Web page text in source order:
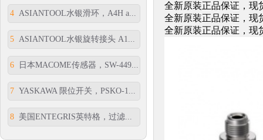
4 ASIANTOOL水银滑环，A4H a...
5 ASIANTOOL水银旋转接头 A1...
6 日本MACOME传感器，SW-449...
7 YASKAWA 限位开关，PSKO-1...
8 美国ENTEGRIS英特格，过滤...
全新原装正品保证，现
全新原装正品保证，现
全新原装正品保证，现